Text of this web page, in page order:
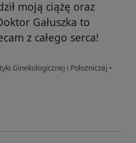
moją ciążę oraz
Gałuszka to
z całego serca!
Ginekologicznej i Położniczej •